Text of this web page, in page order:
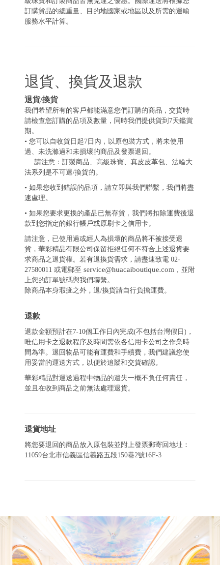
訂購貨品的總重量、目的地國家或地區以及所需的運輸
服務水平計算。
退貨、換貨及退款
退貨/換貨
我們希望所有的客戶都能滿意您們訂購的商品，交貨時
請檢查您訂購的品項及數量，同時我們提供貨到7天鑑賞
期。
• 您可以自收貨日起7日內，以原包裝方式，將未使用
過、未洗滌過和未損壞的商品及發票退回。
請注意：訂製商品、高級珠寶、真皮皮革包、法輪大
法系列是不可退/換貨的。
• 如果您收到錯誤的品項，請立即與我們聯繫，我們將盡
速處理。
• 如果您要求更換的產品已無存貨，我們將扣除運費後退
款到您指定的銀行帳戶或原刷卡之信用卡。
請注意，已使用過或經人為損壞的商品將不被接受退
貨，華彩精品有限公司保留拒絕任何不符合上述退貨要
求商品之退貨權。若有退換貨需求，請盡速致電 02-
27580011 或電郵至 service@huacaiboutique.com ，並附
上您的訂單號碼與我們聯繫。
除商品本身瑕疵之外，退/換貨請自行負擔運費。
退款
退款金額預計在7-10個工作日內完成(不包括台灣假日)，
唯信用卡之退款程序及時間需依各信用卡公司之作業時
間為準。退回物品可能有運費和手續費，我們建議您使
用妥當的運送方式，以便於追蹤和交貨確認。
華彩精品對運送過程中物品的遺失一概不負任何責任，
並且在收到商品之前無法處理退貨。
退貨地址
將您要退回的商品放入原包裝並附上發票郵寄回地址：
11059台北市信義區信義路五段150巷2號16F-3